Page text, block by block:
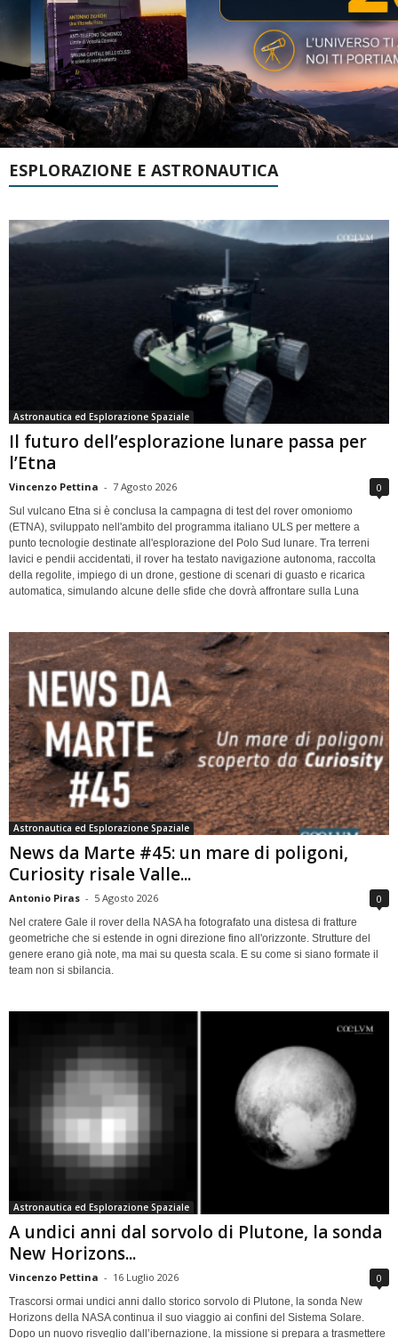
ESPLORAZIONE E ASTRONAUTICA
Astronautica ed Esplorazione Spaziale
Il futuro dell’esplorazione lunare passa per
l’Etna
Vincenzo Pettina - 7 Agosto 2026 0
Sul vulcano Etna si è conclusa la campagna di test del rover omoniomo
(ETNA), sviluppato nell'ambito del programma italiano ULS per mettere a
punto tecnologie destinate all'esplorazione del Polo Sud lunare. Tra terreni
lavici e pendii accidentati, il rover ha testato navigazione autonoma, raccolta
della regolite, impiego di un drone, gestione di scenari di guasto e ricarica
automatica, simulando alcune delle sfide che dovrà affrontare sulla Luna
Astronautica ed Esplorazione Spaziale
News da Marte #45: un mare di poligoni,
Curiosity risale Valle...
Antonio Piras - 5 Agosto 2026 0
Nel cratere Gale il rover della NASA ha fotografato una distesa di fratture
geometriche che si estende in ogni direzione fino all'orizzonte. Strutture del
genere erano già note, ma mai su questa scala. E su come si siano formate il
team non si sbilancia.
Astronautica ed Esplorazione Spaziale
A undici anni dal sorvolo di Plutone, la sonda
New Horizons...
Vincenzo Pettina - 16 Luglio 2026 0
Trascorsi ormai undici anni dallo storico sorvolo di Plutone, la sonda New
Horizons della NASA continua il suo viaggio ai confini del Sistema Solare.
Dopo un nuovo risveglio dall’ibernazione, la missione si prepara a trasmettere